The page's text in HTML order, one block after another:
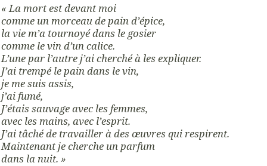
« La mort est devant moi
comme un morceau de pain d’épice,
la vie m’a tournoyé dans le gosier
comme le vin d’un calice.
L’une par l’autre j’ai cherché à les expliquer.
J’ai trempé le pain dans le vin,
je me suis assis,
j’ai fumé,
J’étais sauvage avec les femmes,
avec les mains, avec l’esprit.
J’ai tâché de travailler à des œuvres qui respirent.
Maintenant je cherche un parfum
dans la nuit. »